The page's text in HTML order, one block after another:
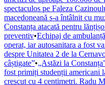
spectaculos pe Faleza
macedoneană s-a întâlnit cu
Constanța atacată pentru
preventiv•Echipaj de
operat, iar autosanitara a fost
despre Unitatea 2 de la
câștigate”•„Astăzi la
fost primiți studenții americani
crescut cu 4 centimetri. Radu